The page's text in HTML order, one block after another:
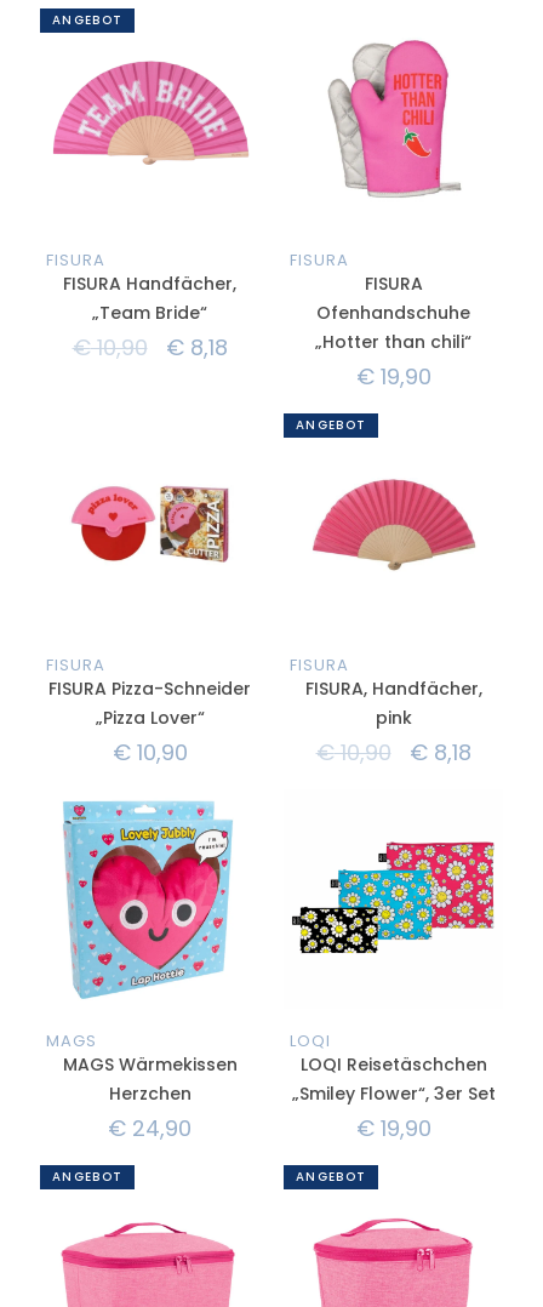
ANGEBOT
FISURA
FISURA Handfächer,
„Team Bride“
€10,90 €8,18
FISURA
FISURA
Ofenhandschuhe
„Hotter than chili“
€19,90
FISURA
FISURA Pizza-Schneider
„Pizza Lover“
€10,90
ANGEBOT
FISURA
FISURA, Handfächer,
pink
€10,90 €8,18
MAGS
MAGS Wärmekissen
Herzchen
€ 24,90
LOQI
LOQI Reisetäschchen
„Smiley Flower“, 3er Set
€19,90
ANGEBOT ANGEBOT